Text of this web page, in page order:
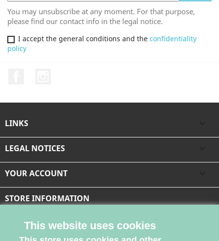
You may unsubscribe at any moment. For that purpose,
please find our contact info in the legal notice.
I accept the general conditions and the confidentiality
policy
LINKS
LEGAL NOTICES
YOUR ACCOUNT
STORE INFORMATION
This website uses cookies